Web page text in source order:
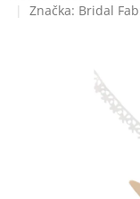
hodnocení
Značka: Bridal